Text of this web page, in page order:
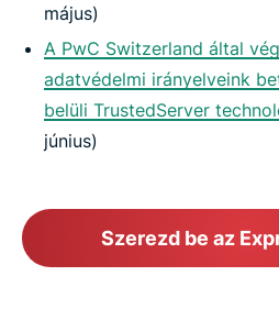
május)
A PwC Switzerland által
adatvédelmi irányelveink
belüli TrustedServer
június)
Szerezd be az